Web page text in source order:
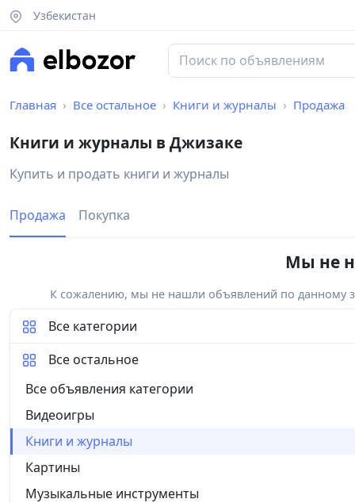
Узбекистан
Главная Все остальное Книги и журналы Продажа
Книги и журналы в Джизаке
Купить и продать книги и журналы
Продажа Покупка
Мы не
К сожалению, мы не нашли объявлений по данному
Все категории
Все остальное
Все объявления категории
Видеоигры
Книги и журналы
Картины
Музыкальные инструменты